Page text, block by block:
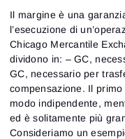
Il margine è una
l’esecuzione di
Chicago Mercantile
dividono in: – GC,
GC, necessario per
compensazione. Il
modo indipendente,
ed è solitamente più
Consideriamo un